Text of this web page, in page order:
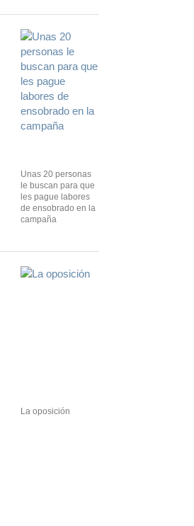
Unas 20 personas
le buscan para que
les pague labores
de ensobrado en la
campaña
La oposición